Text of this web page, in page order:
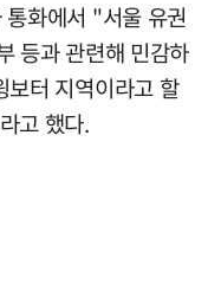
화에서 "서울 유권
등과 관련해 민감하
터 지역이라고 할
고 했다.